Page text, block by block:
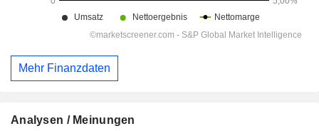
Mehr Finanzdaten
Analysen / Meinungen